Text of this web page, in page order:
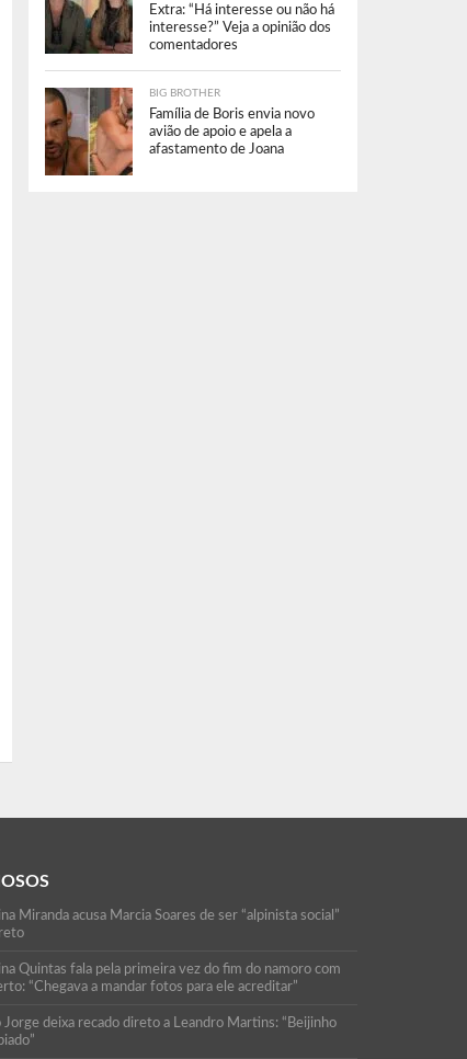
Extra: “Há interesse ou não há
interesse?” Veja a opinião dos
comentadores
BIG BROTHER
Família de Boris envia novo
avião de apoio e apela a
afastamento de Joana
Miranda acusa Marcia Soares de ser “alpinista social”
Quintas fala pela primeira vez do fim do namoro com
“Chegava a mandar fotos para ele acreditar”
Jorge deixa recado direto a Leandro Martins: “Beijinho